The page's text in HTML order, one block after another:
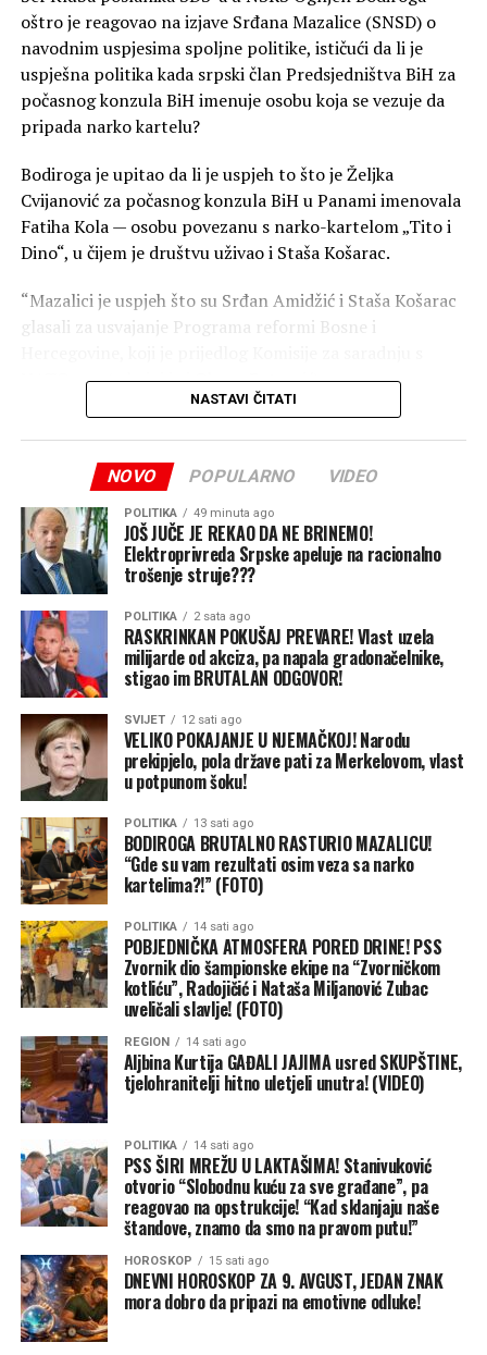
Vraćanje novca od akciza građanima od strane lokalnih
zajednica je neustavno, nelogično i nešto na što niko
dobronamjeran ne bi pozvao, smatra načelnik Istočne
Ilidže Marinko Božović.
„Oni su naučili da lokalne zajednice učine zavisnim, a da
im onda na kašičicu daju neka sredstva. Sada bi da i ono
što po trenutnim zakonima, koji su takođe loši, po
kojima lokalne zajednice dobijaju jako malo, trebali
nečega da se odreknu“, objašnjava Božović.
SNSD više od šest mjeseci u Domu naroda blokira
„Za to što ne žele da urade okrivljuju druge. Pa zato što
njima odgovaraju više cijene, zbog priliva više novca po
osnovu PDV-a, a za to što građani osjećaju težinu viših
cijena, pa njih baš i nije briga za to“, smatra Trivić.
Umjesto da urade ono što im je u nadležnosti i smanje
iznos akciza, uz ukinanje PDV-a na opremu za bebe,
lijekove i osnovne životne namirnice, SNSD i Amidžić
mažu oči narodu, zaključuju naši sagovornici.
(BN) Foto: BN
oštro je reagovao na izjave Srđana Mazalice (SNSD) o
navodnim uspjesima spoljne politike, ističući da li je
uspješna politika kada srpski član Predsjedništva BiH za
počasnog konzula BiH imenuje osobu koja se vezuje da
pripada narko kartelu?
Bodiroga je upitao da li je uspjeh to što je Željka
Cvijanović za počasnog konzula BiH u Panami imenovala
Fatiha Kola — osobu povezanu s narko-kartelom „Tito i
Dino“, u čijem je društvu uživao i Staša Košarac.
“Mazalici je uspjeh što su Srđan Amidžić i Staša Košarac
glasali za usvajanje Programa reformi Bosne i
NATO-om (u kojoj je i Obren Petrović).
zahvaljujući SNSD-u. Zar je za Srbe to uspješna spoljna
politika?”, upitao je Bodiroga.
Kako je istakao politika SNSD-a je dovela i do usvajanja
Zakona o sprečavanju sukoba interesa u institucijama na
nivou BiH, zahvaljujući SNSD-u odluke se donese
prostom većinom bez prava veta.
(BN)
NASTAVI ČITATI
NOVO POPULARNO VIDEO
POLITIKA 49 minuta ago
JOŠ JUČE JE REKAO DA NE BRINEMO!
Elektroprivreda Srpske apeluje na racionalno
trošenje struje???
POLITIKA 2 sata ago
RASKRINKAN POKUŠAJ PREVARE! Vlast uzela
milijarde od akciza, pa napala gradonačelnike,
stigao im BRUTALAN ODGOVOR!
SVIJET 12 sati ago
VELIKO POKAJANJE U NJEMAČKOJ! Narodu
prekipjelo, pola države pati za Merkelovom, vlast
u potpunom šoku!
POLITIKA 13 sati ago
BODIROGA BRUTALNO RASTURIO MAZALICU!
“Gde su vam rezultati osim veza sa narko
kartelima?!” (FOTO)
POLITIKA 14 sati ago
POBJEDNIČKA ATMOSFERA PORED DRINE! PSS
Zvornik dio šampionske ekipe na “Zvorničkom
kotliću”, Radojičić i Nataša Miljanović Zubac
uveličali slavlje! (FOTO)
REGION 14 sati ago
Aljbina Kurtija GAĐALI JAJIMA usred SKUPŠTINE,
tjelohranitelji hitno uletjeli unutra! (VIDEO)
POLITIKA 14 sati ago
PSS ŠIRI MREŽU U LAKTAŠIMA! Stanivuković
otvorio “Slobodnu kuću za sve građane”, pa
reagovao na opstrukcije! “Kad sklanjaju naše
štandove, znamo da smo na pravom putu!”
HOROSKOP 15 sati ago
DNEVNI HOROSKOP ZA 9. AVGUST, JEDAN ZNAK
mora dobro da pripazi na emotivne odluke!